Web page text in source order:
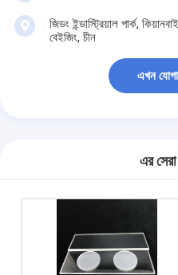
জিডং ইন্ডাস্ট্রিয়াল পার্ক,
বেইজিং, চীন
এখন
এর